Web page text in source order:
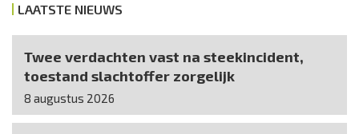
LAATSTE NIEUWS
Twee verdachten vast na steekincident,
toestand slachtoffer zorgelijk
8 augustus 2026